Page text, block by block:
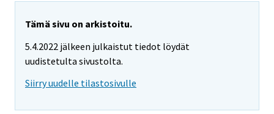
Tämä sivu on arkistoitu.
5.4.2022 jälkeen julkaistut tiedot löydät
uudistetulta sivustolta.
Siirry uudelle tilastosivulle